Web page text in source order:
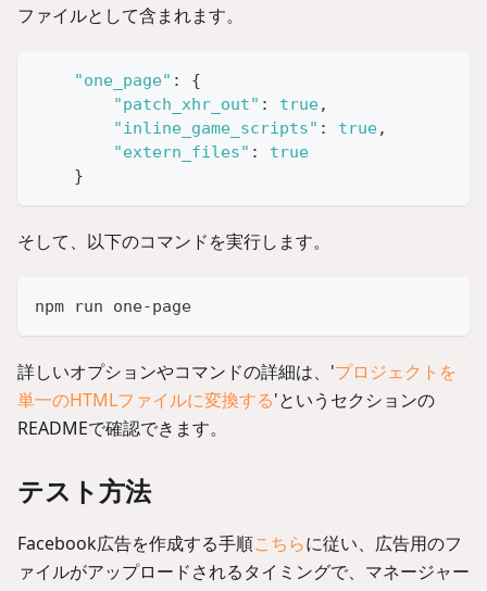
ファイルとして含まれます。
"one_page" :
{
"patch_xhr_out" : true,
"inline_game_scripts" : true,
"extern_files" :
true
}
そして、以下のコマンドを実行します。
npm run one-page
詳しいオプションやコマンドの詳細は、'プロジェクトを
単一のHTMLファイルに変換する'というセクションの
READMEで確認できます。
テスト方法
Facebook広告を作成する手順こちらに従い、広告用のフ
ァイルがアップロードされるタイミングで、マネージャー